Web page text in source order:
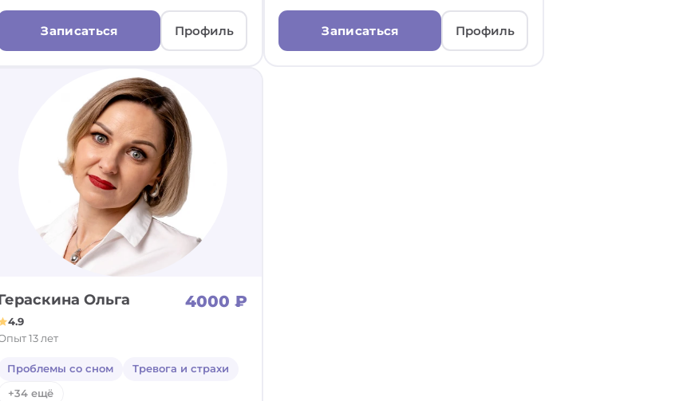
Записаться Профиль Записаться Профиль
Ольга 4000 ₽
4.9
13 лет
Проблемы со сном Тревога и страхи
+34 ещё